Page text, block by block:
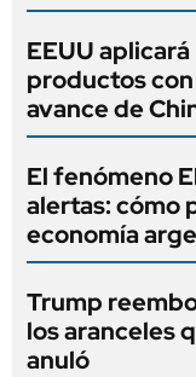
EEUU aplicará
productos
avance de
El fenómeno
alertas: cómo
economía
Trump
los aranceles
anuló